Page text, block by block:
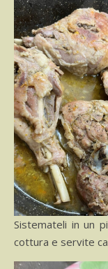
Sistemateli in un
cottura e servite